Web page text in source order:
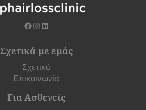
Σχετικά με εμάς
Σχετικά
Επικοινωνία
Για Ασθενείς